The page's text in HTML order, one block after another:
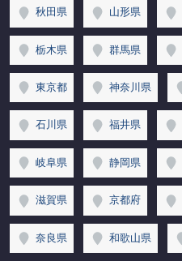
秋田県 山形県
栃木県 群馬県
東京都 神奈川県
石川県 福井県
岐阜県 静岡県
滋賀県 京都府
奈良県 和歌山県